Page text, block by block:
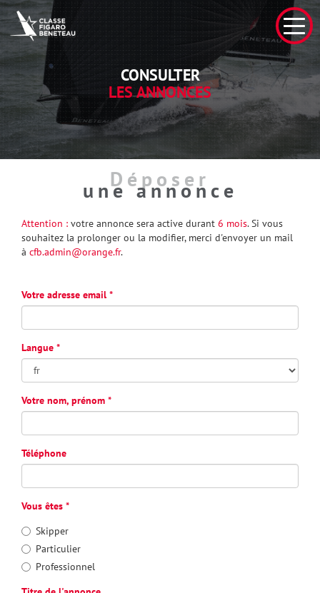
CONSULTER
LES ANNONCES
Déposer
une annonce
Attention : votre annonce sera active durant 6 mois. Si vous
souhaitez la prolonger ou la modifier, merci d'envoyer un mail
à cfb.admin@orange.fr.
Votre adresse email
Langue
Votre nom, prénom
Téléphone
Vous êtes
Skipper
Particulier
Professionnel